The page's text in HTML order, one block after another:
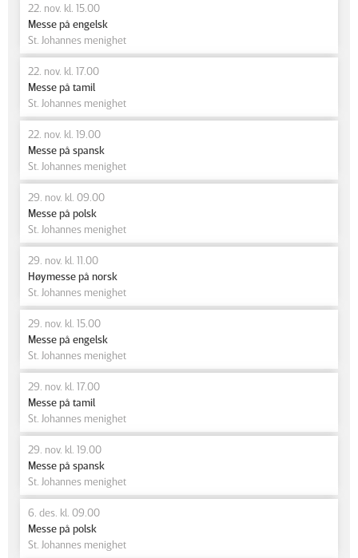
22. nov. kl. 15.00
Messe på engelsk
St. Johannes menighet
22. nov. kl. 17.00
Messe på tamil
St. Johannes menighet
22. nov. kl. 19.00
Messe på spansk
St. Johannes menighet
29. nov. kl. 09.00
Messe på polsk
St. Johannes menighet
29. nov. kl. 11.00
Høymesse på norsk
St. Johannes menighet
29. nov. kl. 15.00
Messe på engelsk
St. Johannes menighet
29. nov. kl. 17.00
Messe på tamil
St. Johannes menighet
29. nov. kl. 19.00
Messe på spansk
St. Johannes menighet
6. des. kl. 09.00
Messe på polsk
St. Johannes menighet